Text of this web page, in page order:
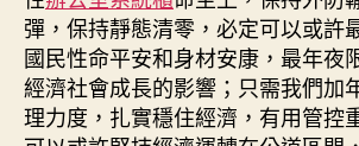
彈，保持靜態清零，必定可以或許
國民性命平安和身材安康，最年夜
經濟社會成長的影響；只需我們加
理力度，扎實穩住經濟，有用管控